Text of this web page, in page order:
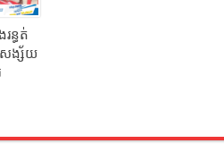
ន្ធត់
សង្ស័យ